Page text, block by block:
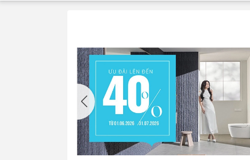
Thiết bị nhà tiểu
Lavabo - Chậu rửa mặt
Vòi lavabo
Vòi chậu - vòi hồ - vòi gắn tường
Máy sấy tay
Lavabo tủ - Lavabo kính